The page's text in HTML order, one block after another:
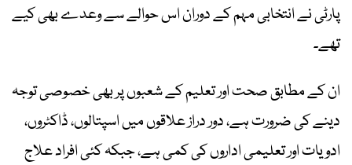
پارٹی نے انتخابی مہم کے دوران اس حوالے سے وعدے بھی کیے
تھے۔
ان کے مطابق صحت اور تعلیم کے شعبوں پر بھی خصوصی توجہ
دینے کی ضرورت ہے، دور دراز علاقوں میں اسپتالوں، ڈاکٹروں،
ادویات اور تعلیمی اداروں کی کمی ہے، جبکہ کئی افراد علاج